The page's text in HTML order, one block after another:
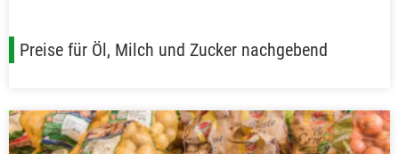
Preise für Öl, Milch und Zucker nachgebend